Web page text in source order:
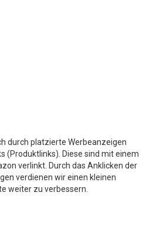
durch platzierte Werbeanzeigen
(Produktlinks). Diese sind mit einem
verlinkt. Durch das Anklicken der
verdienen wir einen kleinen
weiter zu verbessern.